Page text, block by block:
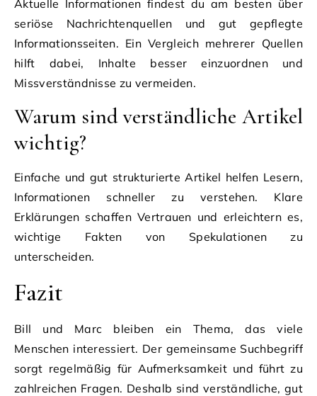
Aktuelle Informationen findest du am besten über
seriöse Nachrichtenquellen und gut gepflegte
Informationsseiten. Ein Vergleich mehrerer Quellen
hilft dabei, Inhalte besser einzuordnen und
Missverständnisse zu vermeiden.
Warum sind verständliche Artikel
wichtig?
Einfache und gut strukturierte Artikel helfen Lesern,
Informationen schneller zu verstehen. Klare
Erklärungen schaffen Vertrauen und erleichtern es,
wichtige Fakten von Spekulationen zu
unterscheiden.
Fazit
Bill und Marc bleiben ein Thema, das viele
Menschen interessiert. Der gemeinsame Suchbegriff
sorgt regelmäßig für Aufmerksamkeit und führt zu
zahlreichen Fragen. Deshalb sind verständliche, gut